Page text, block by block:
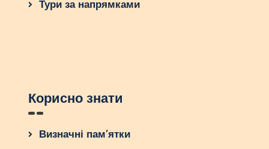
Тури за напрямками
Корисно знати
Визначні пам’ятки